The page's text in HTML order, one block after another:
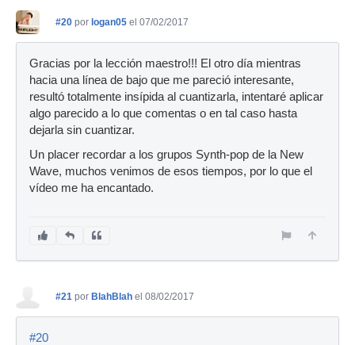
#20 por logan05 el 07/02/2017
Gracias por la lección maestro!!! El otro día mientras
hacia una línea de bajo que me pareció interesante,
resultó totalmente insípida al cuantizarla, intentaré aplicar
algo parecido a lo que comentas o en tal caso hasta
dejarla sin cuantizar.
Un placer recordar a los grupos Synth-pop de la New
Wave, muchos venimos de esos tiempos, por lo que el
vídeo me ha encantado.
#21 por BlahBlah el 08/02/2017
#20